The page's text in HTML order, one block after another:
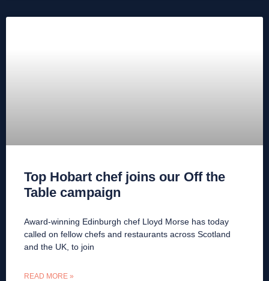
Top Hobart chef joins our Off the
Table campaign
Award-winning Edinburgh chef Lloyd Morse has today
called on fellow chefs and restaurants across Scotland
and the UK, to join
READ MORE »